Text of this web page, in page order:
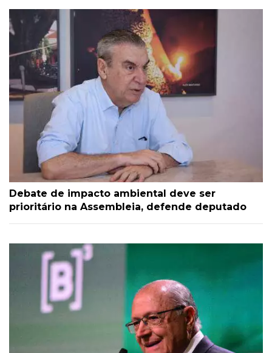
Debate de impacto ambiental deve ser
prioritário na Assembleia, defende deputado